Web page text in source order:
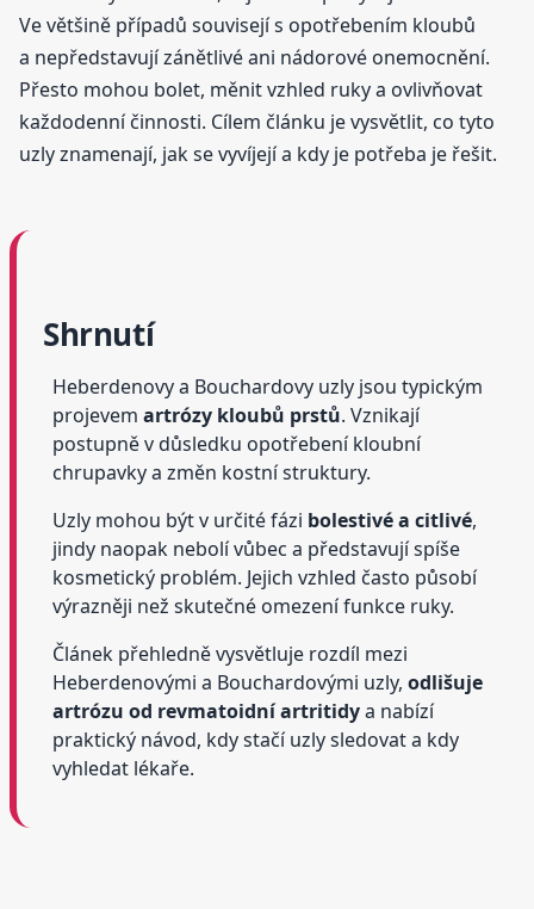
Ve většině případů souvisejí s opotřebením kloubů
a nepředstavují zánětlivé ani nádorové onemocnění.
Přesto mohou bolet, měnit vzhled ruky a ovlivňovat
každodenní činnosti. Cílem článku je vysvětlit, co tyto
uzly znamenají, jak se vyvíjejí a kdy je potřeba je řešit.
Shrnutí
Heberdenovy a Bouchardovy uzly jsou typickým
projevem artrózy kloubů prstů. Vznikají
postupně v důsledku opotřebení kloubní
chrupavky a změn kostní struktury.
Uzly mohou být v určité fázi bolestivé a citlivé,
jindy naopak nebolí vůbec a představují spíše
kosmetický problém. Jejich vzhled často působí
výrazněji než skutečné omezení funkce ruky.
Článek přehledně vysvětluje rozdíl mezi
Heberdenovými a Bouchardovými uzly, odlišuje
artrózu od revmatoidní artritidya nabízí
praktický návod, kdy stačí uzly sledovat a kdy
vyhledat lékaře.